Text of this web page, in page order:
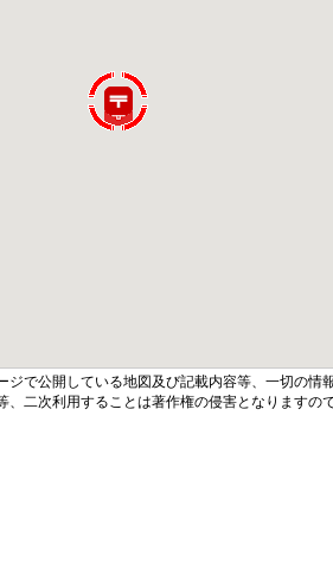
ジで公開している地図及び記載内容等、一切の情
二次利用することは著作権の侵害となりますの